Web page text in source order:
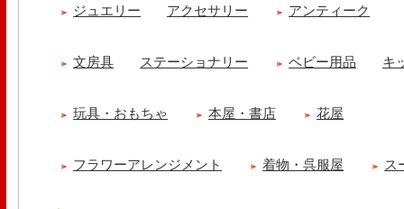
ジュエリー アクセサリー アンティーク
文房具 ステーショナリー ベビー用品 キ
玩具・おもちゃ 本屋・書店 花屋
フラワーアレンジメント 着物・呉服屋 ス